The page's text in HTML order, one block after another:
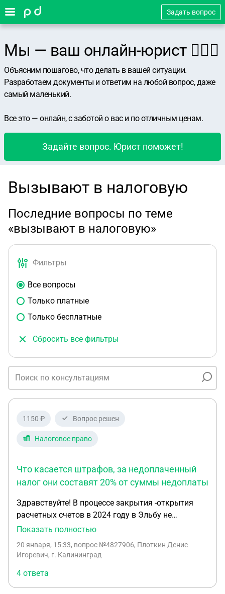
Задать вопрос
Мы — ваш онлайн-юрист 👨🏻‍⚖️
Объясним пошагово, что делать в вашей ситуации.
Разработаем документы и ответим на любой вопрос, даже
самый маленький.
Все это — онлайн, с заботой о вас и по отличным ценам.
Задайте вопрос. Юрист поможет!
Вызывают в налоговую
Последние вопросы по теме
«вызывают в налоговую»
Фильтры
Все вопросы
Только платные
Только бесплатные
Сбросить все фильтры
1150 ₽ Вопрос решен
Налоговое право
Что касается штрафов, за недоплаченный
налог они составят 20% от суммы недоплаты
Здравствуйте! В процессе закрытия -открытия
расчетных счетов в 2024 году в Эльбу не
подгрузились, или удалились данные по
сумму порядка 1 млн р. В результате налоговой
контрагентом довнес недостающие суммы
вручную. На текущий момент два вопроса. 1. По
Показать полностью
20 января, 15:33, вопрос №4827906, Плоткин Денис
Игоревич, г. Калининград
4 ответа